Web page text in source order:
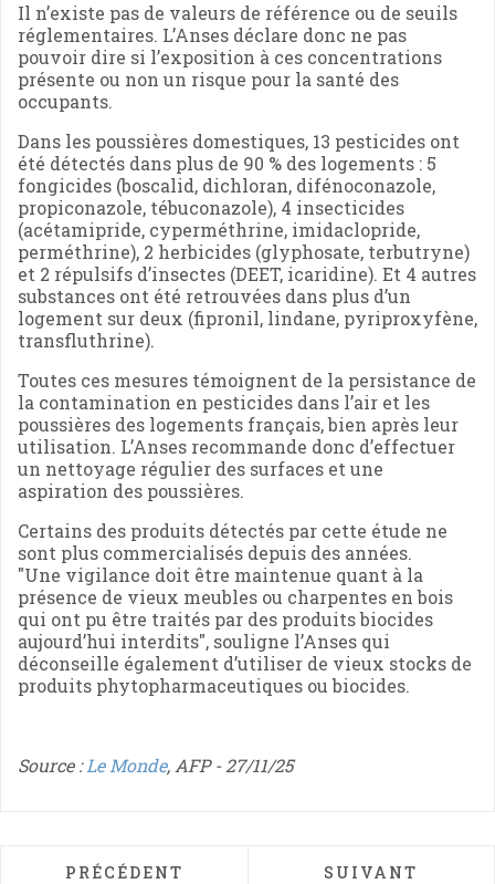
Il n’existe pas de valeurs de référence ou de seuils
réglementaires. L’Anses déclare donc ne pas
pouvoir dire si l’exposition à ces concentrations
présente ou non un risque pour la santé des
occupants.
Dans les poussières domestiques, 13 pesticides ont
été détectés dans plus de 90 % des logements : 5
fongicides (boscalid, dichloran, difénoconazole,
propiconazole, tébuconazole), 4 insecticides
(acétamipride, cyperméthrine, imidaclopride,
perméthrine), 2 herbicides (glyphosate, terbutryne)
et 2 répulsifs d’insectes (DEET, icaridine). Et 4 autres
substances ont été retrouvées dans plus d’un
logement sur deux (fipronil, lindane, pyriproxyfène,
transfluthrine).
Toutes ces mesures témoignent de la persistance de
la contamination en pesticides dans l’air et les
poussières des logements français, bien après leur
utilisation. L’Anses recommande donc d’effectuer
un nettoyage régulier des surfaces et une
aspiration des poussières.
Certains des produits détectés par cette étude ne
sont plus commercialisés depuis des années.
"Une vigilance doit être maintenue quant à la
présence de vieux meubles ou charpentes en bois
qui ont pu être traités par des produits biocides
aujourd’hui interdits", souligne l’Anses qui
déconseille également d’utiliser de vieux stocks de
produits phytopharmaceutiques ou biocides.
Source :Le Monde, AFP - 27/11/25
ARTICLE PRÉCÉDENT : UNE NOUVELLE
PRÉCÉDENT ARTICLE
SUIVANT